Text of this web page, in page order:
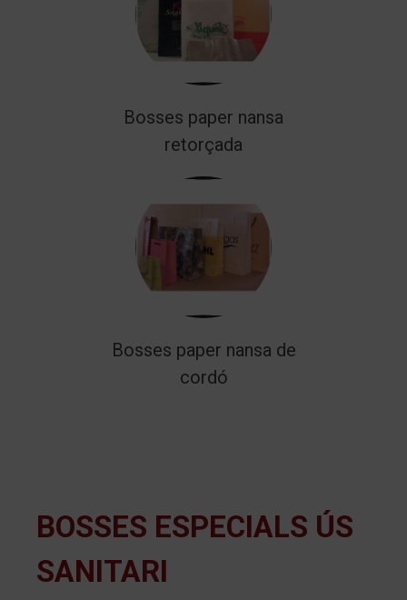
Bosses paper nansa
retorçada
Bosses paper nansa de
cordó
BOSSES ESPECIALS ÚS
SANITARI